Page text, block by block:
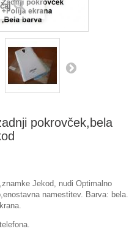
pokrovček,bela
Jekod, nudi Optimalno
namestitev. Barva: bela.